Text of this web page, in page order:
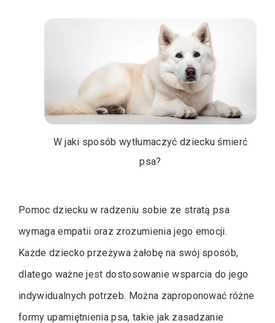
W jaki sposób wytłumaczyć dziecku śmierć
psa?
Pomoc dziecku w radzeniu sobie ze stratą psa
wymaga empatii oraz zrozumienia jego emocji.
Każde dziecko przeżywa żałobę na swój sposób,
dlatego ważne jest dostosowanie wsparcia do jego
indywidualnych potrzeb. Można zaproponować różne
formy upamiętnienia psa, takie jak zasadzanie